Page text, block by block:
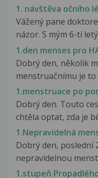
1. návštěva očního
Vážený pane
názor. S mým 6-ti
1.den menses pro
Dobrý den, několik
menstruačnímu je to
1.menstruace po
Dobrý den. Touto
chtěla optat, zda je
1.Nepravidelná
Dobrý den, poslední
nepravidelnou
1.stupeň